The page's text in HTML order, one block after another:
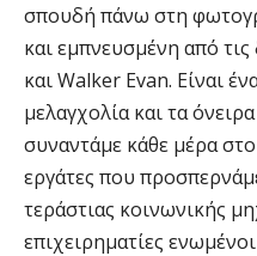
σπουδή πάνω στη
και εμπνευσμένη από
και Walker Evan. Είναι
μελαγχολία και τα
συναντάμε κάθε μέρα
εργάτες που
τεράστιας κοινωνικής
επιχειρηματίες